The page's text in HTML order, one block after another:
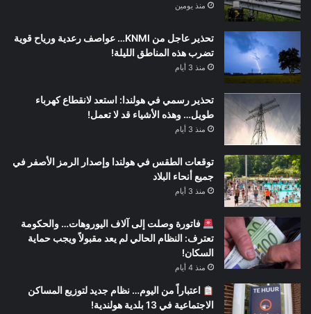
منذ يومين
تحذير عاجل من KNMI… عواصف رعدية ورياح قوية
تضرب هذه المناطق الليلة!
منذ 3 أيام
تحذير رسمي في هولندا: استعد لانقطاع كهرباء
طويل… وهذه الأشياء قد لا تعمل!
منذ 3 أيام
توقعات الطقس في هولندا وإصدار الرمز الأصفر في
جميع أنحاء البلاد
منذ 3 أيام
فاتورة وصلت إلى آلاف اليوروهات… والحكومة
تعترف: النظام الحالي لم يعد مقبولاً ويجب حماية
السكان!
منذ 4 أيام
اعتباراً من اليوم… نظام جديد لتوزيع المساكن
الاجتماعية في 13 بلدية هولندية!